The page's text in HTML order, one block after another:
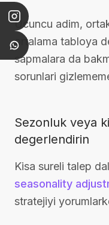
Ucuncu adim,
ortalama tabloya
sapmalara da
sorunlari
Sezonluk veya
degerlendirin
Kisa sureli talep
seasonality
stratejiyi